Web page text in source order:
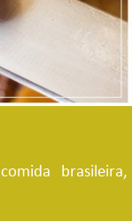
brasileira,